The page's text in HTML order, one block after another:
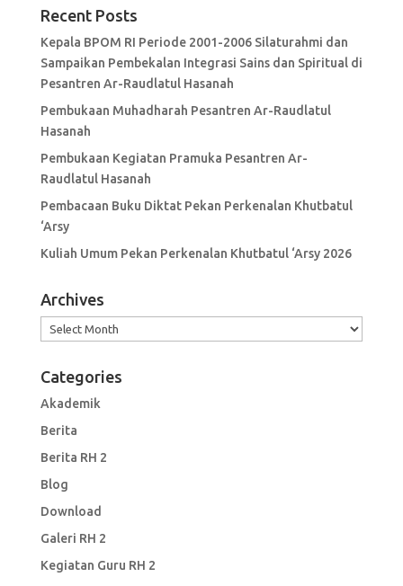
Recent Posts
Kepala BPOM RI Periode 2001-2006 Silaturahmi dan
Sampaikan Pembekalan Integrasi Sains dan Spiritual di
Pesantren Ar-Raudlatul Hasanah
Pembukaan Muhadharah Pesantren Ar-Raudlatul
Hasanah
Pembukaan Kegiatan Pramuka Pesantren Ar-
Raudlatul Hasanah
Pembacaan Buku Diktat Pekan Perkenalan Khutbatul
‘Arsy
Kuliah Umum Pekan Perkenalan Khutbatul ‘Arsy 2026
Archives
Archives
Categories
Akademik
Berita
Berita RH 2
Blog
Download
Galeri RH 2
Kegiatan Guru RH 2